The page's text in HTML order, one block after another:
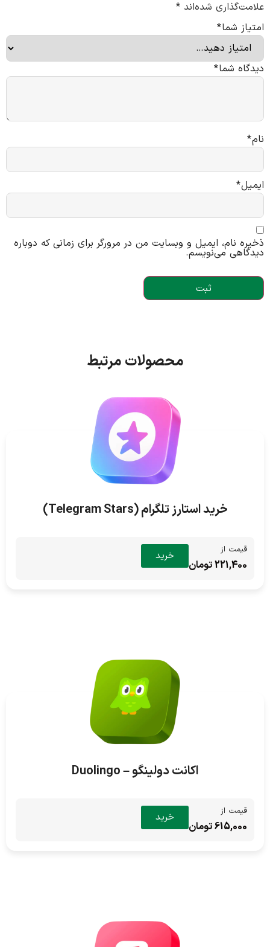
علامت‌گذاری شده‌اند *
امتیاز شما*
دیدگاه شما*
نام*
ایمیل*
ذخیره نام، ایمیل و وبسایت من در مرورگر برای زمانی که دوباره
دیدگاهی می‌نویسم.
محصولات مرتبط
خرید استارز تلگرام (Telegram Stars)
قیمت از
221,400 تومان
خرید
اکانت دولینگو – Duolingo
قیمت از
615,000 تومان
خرید